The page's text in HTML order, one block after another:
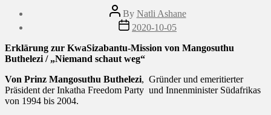
Post
author
By Natli Ashane
Post
date
2020-10-05
Erklärung zur KwaSizabantu-Mission von Mangosuthu
Buthelezi / „Niemand schaut weg“
Von Prinz Mangosuthu Buthelezi, Gründer und emeritierter
Präsident der Inkatha Freedom Party und Innenminister Südafrikas
von 1994 bis 2004.